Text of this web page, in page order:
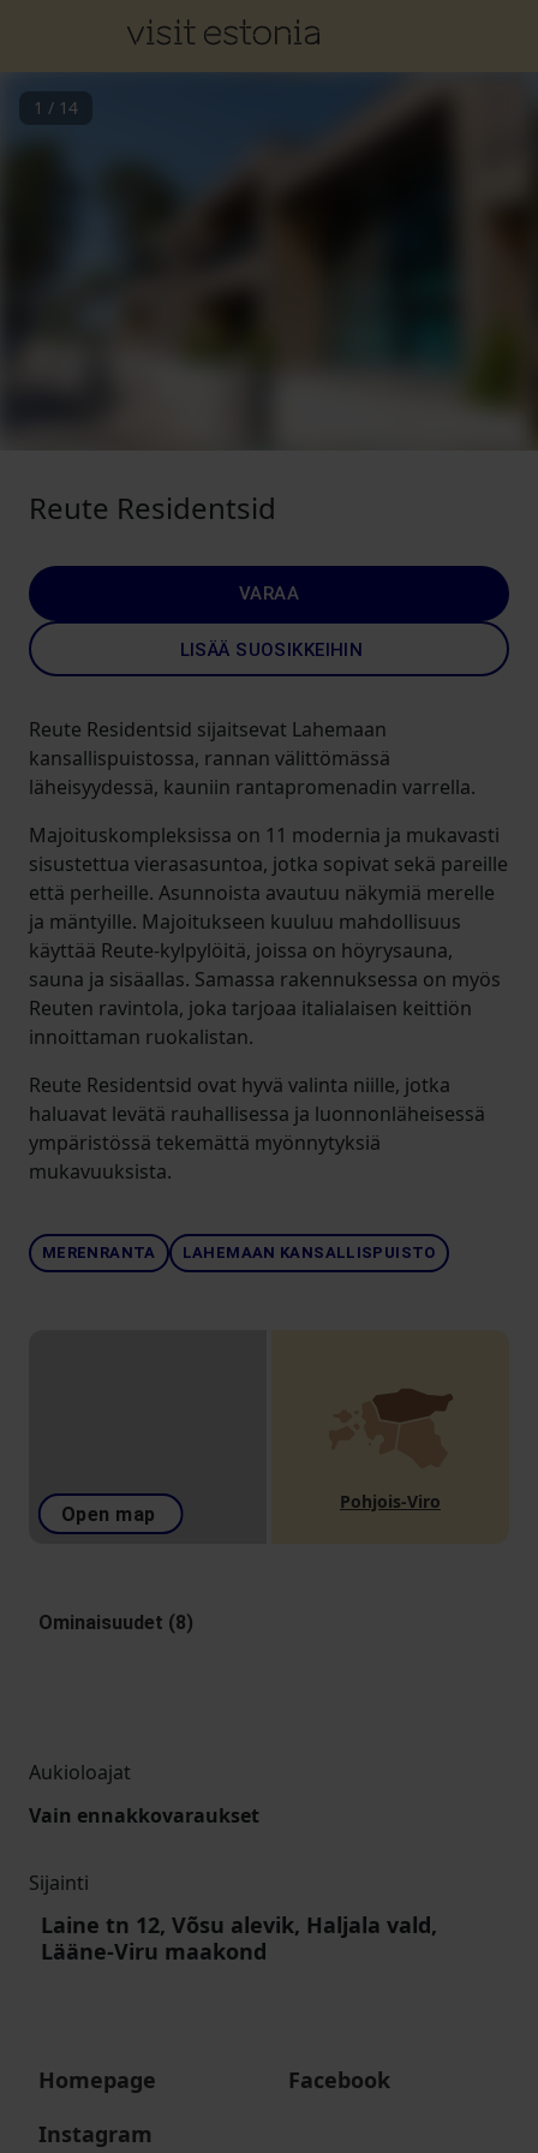
1 / 14
Reute Residentsid
VARAA
LISÄÄ SUOSIKKEIHIN
Reute Residentsid sijaitsevat Lahemaan
kansallispuistossa, rannan välittömässä
läheisyydessä, kauniin rantapromenadin varrella.
Majoituskompleksissa on 11 modernia ja mukavasti
sisustettua vierasasuntoa, jotka sopivat sekä pareille
että perheille. Asunnoista avautuu näkymiä merelle
ja mäntyille. Majoitukseen kuuluu mahdollisuus
käyttää Reute-kylpylöitä, joissa on höyrysauna,
sauna ja sisäallas. Samassa rakennuksessa on myös
Reuten ravintola, joka tarjoaa italialaisen keittiön
innoittaman ruokalistan.
Reute Residentsid ovat hyvä valinta niille, jotka
haluavat levätä rauhallisessa ja luonnonläheisessä
ympäristössä tekemättä myönnytyksiä
mukavuuksista.
MERENRANTA LAHEMAAN KANSALLISPUISTO
Open map
Pohjois-Viro
Ominaisuudet (8)
Aukioloajat
Vain ennakkovaraukset
Sijainti
Laine tn 12, Võsu alevik, Haljala vald,
Lääne-Viru maakond
Homepage
Facebook
Instagram